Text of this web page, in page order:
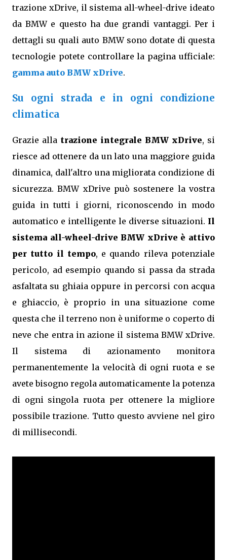
trazione xDrive, il sistema all-wheel-drive ideato
da BMW e questo ha due grandi vantaggi. Per i
dettagli su quali auto BMW sono dotate di questa
tecnologie potete controllare la pagina ufficiale:
gamma auto BMW xDrive.
Su ogni strada e in ogni condizione
climatica
Grazie alla trazione integrale BMW xDrive, si
riesce ad ottenere da un lato una maggiore guida
dinamica, dall'altro una migliorata condizione di
sicurezza. BMW xDrive può sostenere la vostra
guida in tutti i giorni, riconoscendo in modo
automatico e intelligente le diverse situazioni. Il
sistema all-wheel-drive BMW xDrive è attivo
per tutto il tempo, e quando rileva potenziale
pericolo, ad esempio quando si passa da strada
asfaltata su ghiaia oppure in percorsi con acqua
e ghiaccio, è proprio in una situazione come
questa che il terreno non è uniforme o coperto di
neve che entra in azione il sistema BMW xDrive.
Il sistema di azionamento monitora
permanentemente la velocità di ogni ruota e se
avete bisogno regola automaticamente la potenza
di ogni singola ruota per ottenere la migliore
possibile trazione. Tutto questo avviene nel giro
di millisecondi.